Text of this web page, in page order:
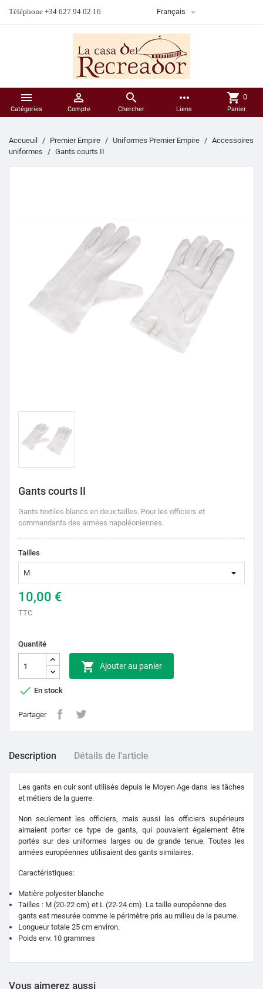
Téléphone +34 627 94 02 16 Français 

Catégories

Compte

Chercher
more_horiz
Liens
shopping_cart 0
Panier
Accueuil Premier Empire Uniformes Premier Empire
Accessoires
uniformes
Gants courts II
Gants courts II
Gants textiles blancs en deux tailles. Pour les officiers et
commandants des armées napoléoniennes.
Tailles
10,00 €
TTC
Quantité
 Ajouter au panier
 En stock
Partager
Description Détails de l'article
Les gants en cuir sont utilisés depuis le Moyen Age dans les tâches
et métiers de la guerre.
Non seulement les officiers, mais aussi les officiers supérieurs
aimaient porter ce type de gants, qui pouvaient également être
portés sur des uniformes larges ou de grande tenue. Toutes les
armées européennes utilisaient des gants similaires.
Caractéristiques:
Matière polyester blanche
Tailles : M (20-22 cm) et L (22-24 cm). La taille européenne des
gants est mesurée comme le périmètre pris au milieu de la paume.
Longueur totale 25 cm environ.
Poids env. 10 grammes
Vous aimerez aussi